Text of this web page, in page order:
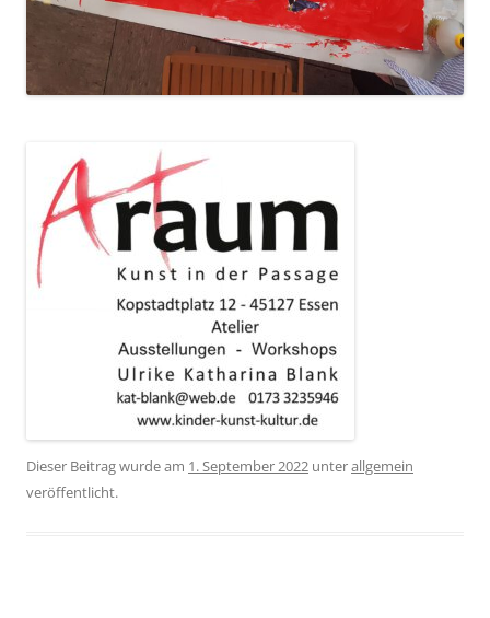
Dieser Beitrag wurde am 1. September 2022 unterallgemein
veröffentlicht.